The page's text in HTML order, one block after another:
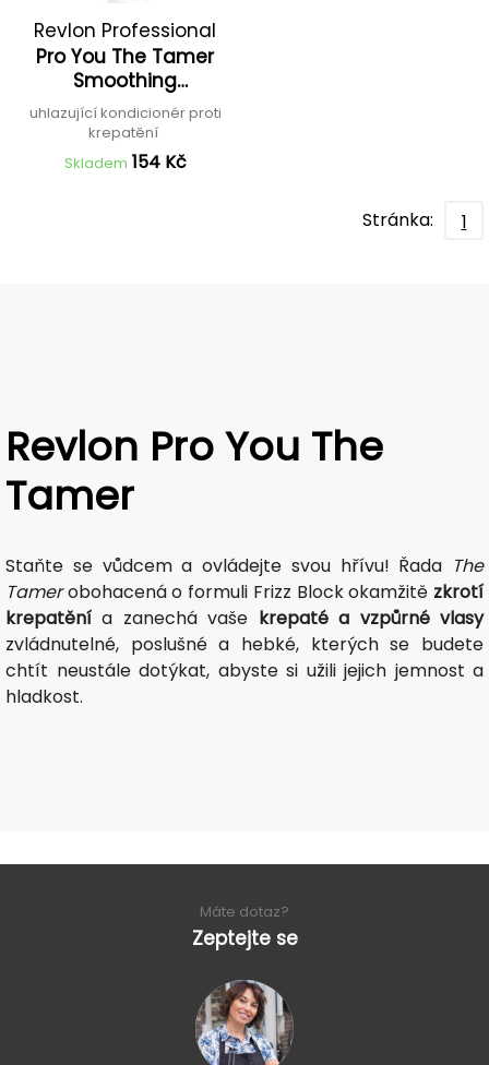
Revlon Professional
Pro You The Tamer
Smoothing
Conditioner
uhlazující kondicionér proti
krepatění
Skladem 154 Kč
Stránka: 1
Revlon Pro You The
Tamer
Staňte se vůdcem a ovládejte svou hřívu! Řada The
Tamerobohacená o formuli Frizz Block okamžitě zkrotí
krepatění a zanechá vaše krepaté a vzpůrné vlasy
zvládnutelné, poslušné a hebké, kterých se budete
chtít neustále dotýkat, abyste si užili jejich jemnost a
hladkost.
Máte dotaz?
Zeptejte se